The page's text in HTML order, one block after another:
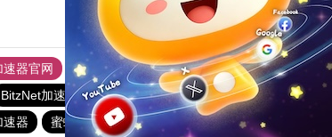
器官网 风驰加速器 旋风加速器
八戒看书
BitzNet加速器 安易加速器
outline
速器 蜜蜂加速器 旋风加速度器 ios加速器